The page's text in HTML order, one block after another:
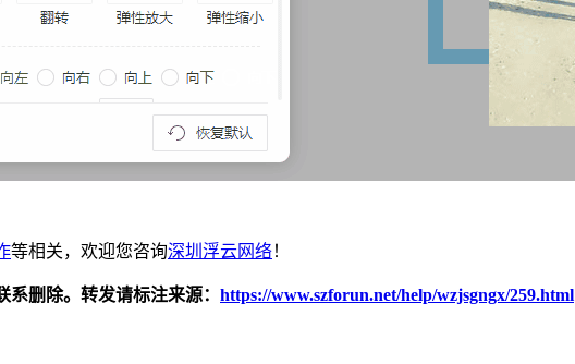
等相关，欢迎您咨询深圳浮云网络！
删除。转发请标注来源： https://www.szforun.net/help/wzjsgngx/259.html